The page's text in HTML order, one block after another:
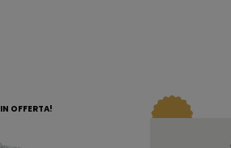
IN OFFERTA!